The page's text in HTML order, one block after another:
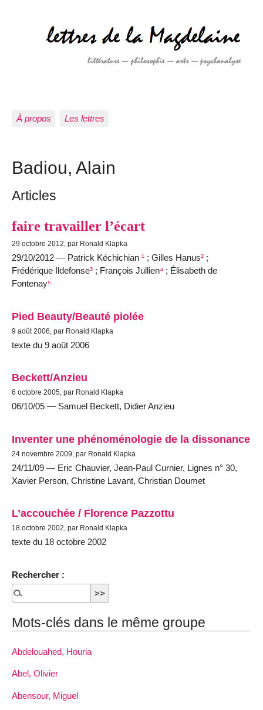
À propos Les lettres
Badiou, Alain
Articles
faire travailler l’écart
29 octobre 2012, par Ronald Klapka
29/10/2012 — Patrick Kéchichian ¹ ; Gilles Hanus² ;
Frédérique Ildefonse³ ; François Jullien⁴ ; Élisabeth de
Fontenay⁵
Pied Beauty/Beauté piolée
9 août 2006, par Ronald Klapka
texte du 9 août 2006
Beckett/Anzieu
6 octobre 2005, par Ronald Klapka
06/10/05 — Samuel Beckett, Didier Anzieu
Inventer une phénoménologie de la dissonance
24 novembre 2009, par Ronald Klapka
24/11/09 — Eric Chauvier, Jean-Paul Curnier, Lignes n° 30,
Xavier Person, Christine Lavant, Christian Doumet
L’accouchée / Florence Pazzottu
18 octobre 2002, par Ronald Klapka
texte du 18 octobre 2002
Rechercher :
Mots-clés dans le même groupe
Abdelouahed, Houria
Abel, Olivier
Abensour, Miguel